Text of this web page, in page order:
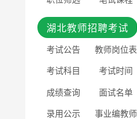
湖北教师招聘考试
考试公告 教师岗位表
考试科目 考试时间
成绩查询 面试名单
录用公示 事业编教师